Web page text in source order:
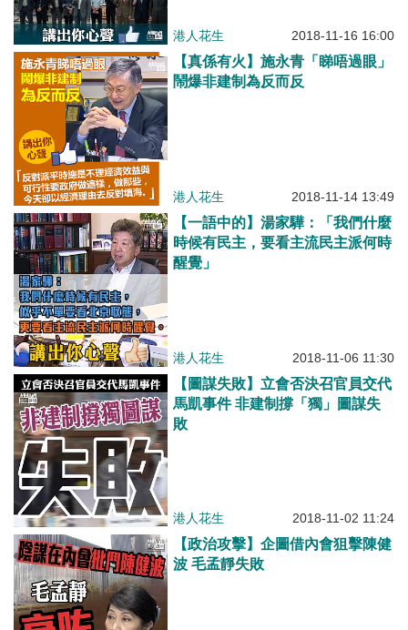
港人花生 2018-11-16 16:00
【真係有火】施永青「睇唔過眼」
鬧爆非建制為反而反
港人花生 2018-11-14 13:49
【一語中的】湯家驊：「我們什麼
時候有民主，要看主流民主派何時
醒覺」
港人花生 2018-11-06 11:30
【圖謀失敗】立會否決召官員交代
馬凱事件 非建制撐「獨」圖謀失
敗
港人花生 2018-11-02 11:24
【政治攻擊】企圖借內會狙擊陳健
波 毛孟靜失敗